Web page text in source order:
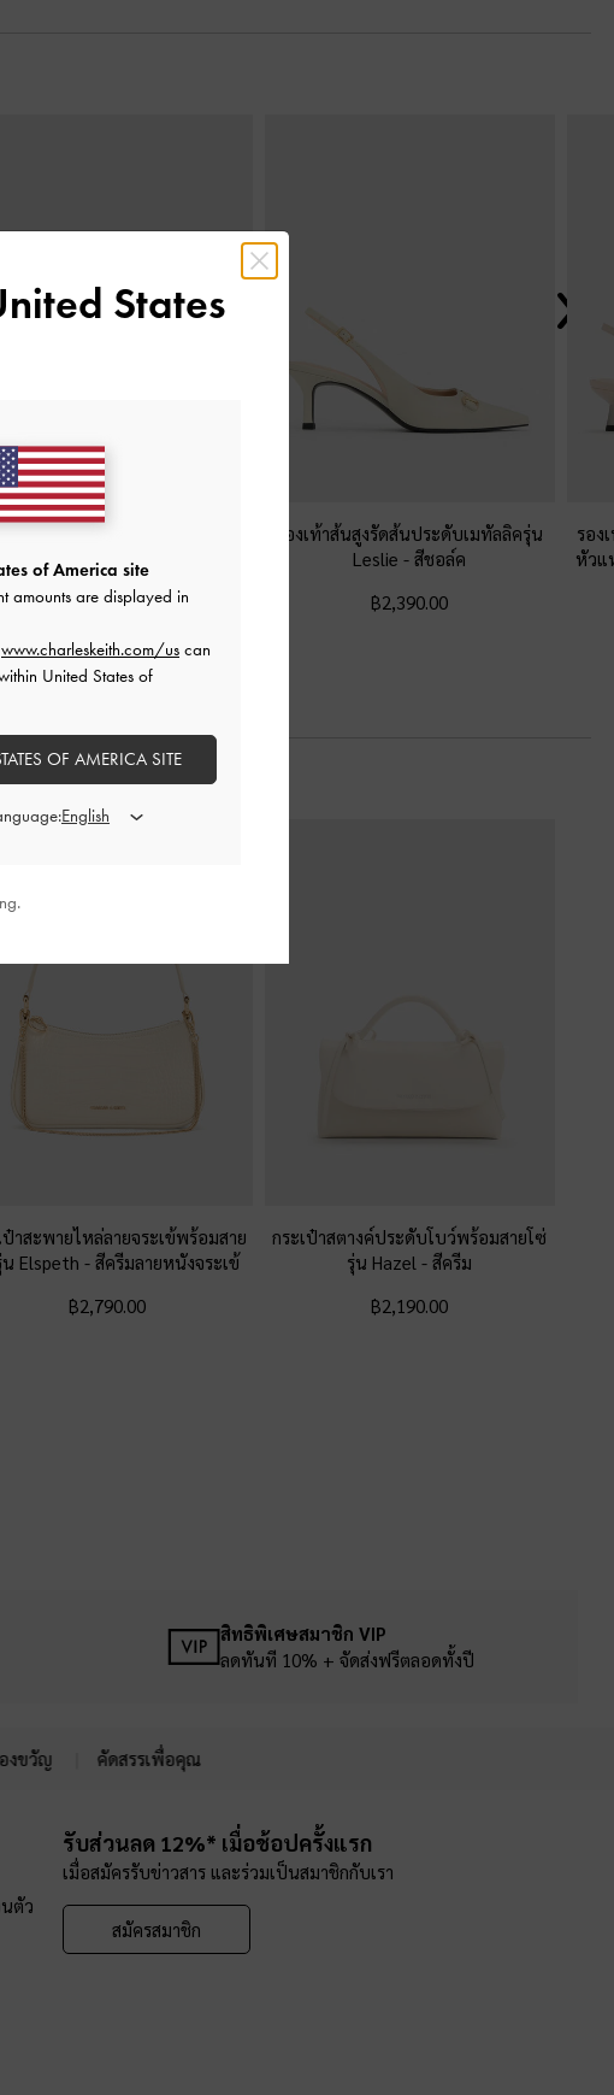
ท้าแมรี่เจนดีเทลโซ่ประดับชาร์ม
ชอล์ค
฿2,390.00
รองเท้าส้นสูงรัดส้นประดับเมทัลลิครุ่น
Leslie-สีชอล์ค
฿2,390.00
รอง
หัวแ
ป๋าสะพายไหล่ลายจระเข้พร้อมสาย
น Elspeth-สีครีมลายหนังจระเข้
฿2,790.00
กระเป๋าสตางค์ประดับโบว์พร้อมสายโซ่
รุ่น Hazel-สีครีม
฿2,190.00
สิทธิพิเศษสมาชิก VIP
ลดทันที 10% + จัดส่งฟรีตลอดทั้งปี
งขวัญ คัดสรรเพื่อคุณ
ตัว
รับส่วนลด 12%* เมื่อช้อปครั้งแรก
เมื่อสมัครรับข่าวสาร และร่วมเป็นสมาชิกกับเรา
สมัครสมาชิก
States
of America site
amounts are displayed in
www.charleskeith.com/us can
United States of
OF AMERICA SITE